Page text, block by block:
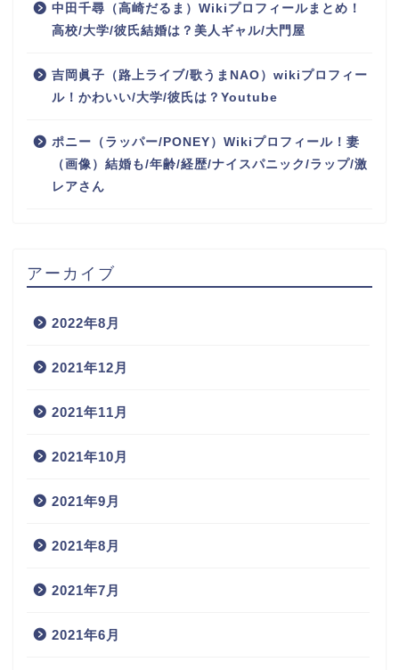
中田千尋（高崎だるま）Wikiプロフィールまとめ！
高校/大学/彼氏結婚は？美人ギャル/大門屋
吉岡眞子（路上ライブ/歌うまNAO）wikiプロフィー
ル！かわいい/大学/彼氏は？Youtube
ポニー（ラッパー/PONEY）Wikiプロフィール！妻
（画像）結婚も/年齢/経歴/ナイスパニック/ラップ/激
レアさん
アーカイブ
2022年8月
2021年12月
2021年11月
2021年10月
2021年9月
2021年8月
2021年7月
2021年6月